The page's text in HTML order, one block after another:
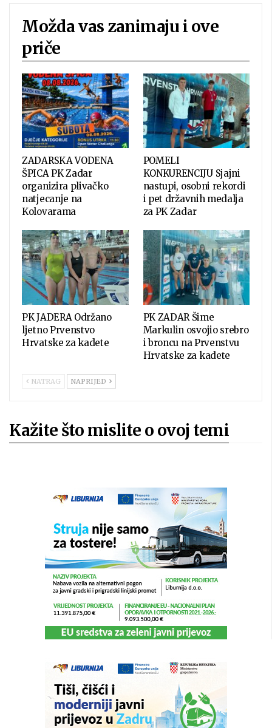
Možda vas zanimaju i ove
priče
ZADARSKA VODENA
ŠPICA PK Zadar
organizira plivačko
natjecanje na
Kolovarama
POMELI
KONKURENCIJU Sjajni
nastupi, osobni rekordi
i pet državnih medalja
za PK Zadar
PK JADERA Održano
ljetno Prvenstvo
Hrvatske za kadete
PK ZADAR Šime
Markulin osvojio srebro
i broncu na Prvenstvu
Hrvatske za kadete
NATRAG NAPRIJED
Kažite što mislite o ovoj temi